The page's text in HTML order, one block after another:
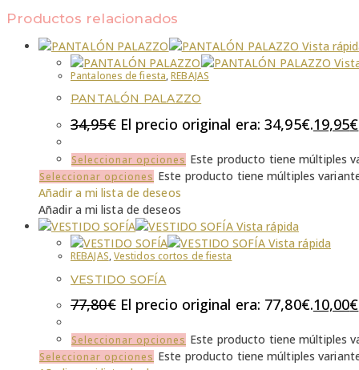
Productos relacionados
Vista
Pantalones de fiesta,REBAJAS
PANTALÓN PALAZZO
34,95€ El precio original era: 34,95€.19,95€
Seleccionar opciones Este producto tiene múltiples
Seleccionar opciones Este producto tiene múltiples
Añadir a mi lista de deseos
Añadir a mi lista de deseos
Vista rápida
Vista rápida
REBAJAS,Vestidos cortos de fiesta
VESTIDO SOFÍA
77,80€ El precio original era: 77,80€.10,00€
Seleccionar opciones Este producto tiene múltiples
Seleccionar opciones Este producto tiene múltiples